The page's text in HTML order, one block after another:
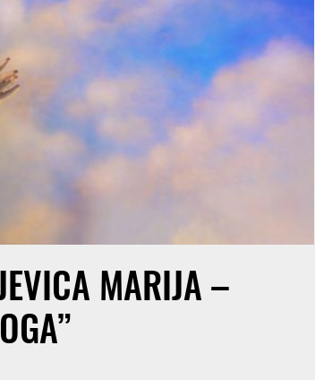
MARIJA –